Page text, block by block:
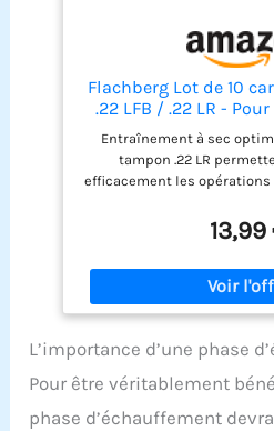
Flachberg Lot de 10
.22 LFB / .22 LR -
sec, exercice de
des armes - Snap
Entraînement à sec
tampon .22 LR
efficacement les opérations
pointues Boîtier en
chaque mannequin
plastique robuste et
même après de nombreux
Pas de tampon à ressort –
dispositif de frappe à
changement de
l'entraînement en club et
13,99
L’importance d’une phase
Pour être véritablement
phase d’échauffement